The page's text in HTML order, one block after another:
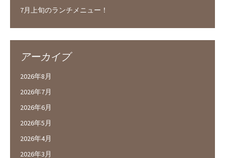
7月上旬のランチメニュー！
アーカイブ
2026年8月
2026年7月
2026年6月
2026年5月
2026年4月
2026年3月